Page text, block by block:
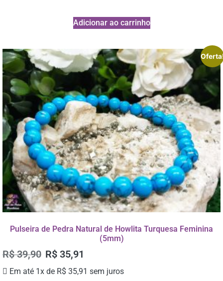
Adicionar ao carrinho
Pulseira de Pedra Natural de Howlita Turquesa Feminina
(5mm)
R$39,90 R$ 35,91
Em até 1x de R$ 35,91 sem juros